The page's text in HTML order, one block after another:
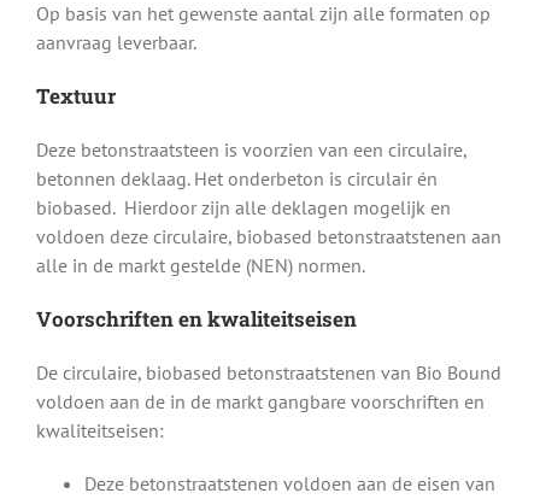
Op basis van het gewenste aantal zijn alle formaten op
aanvraag leverbaar.
Textuur
Deze betonstraatsteen is voorzien van een circulaire,
betonnen deklaag. Het onderbeton is circulair én
biobased. Hierdoor zijn alle deklagen mogelijk en
voldoen deze circulaire, biobased betonstraatstenen aan
alle in de markt gestelde (NEN) normen.
Voorschriften en kwaliteitseisen
De circulaire, biobased betonstraatstenen van Bio Bound
voldoen aan de in de markt gangbare voorschriften en
kwaliteitseisen:
Deze betonstraatstenen voldoen aan de eisen van